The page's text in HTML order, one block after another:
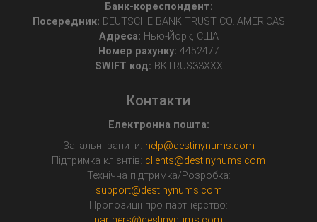
Банк-кореспондент:
Посередник: DEUTSCHE BANK TRUST CO. AMERICAS
Адреса: Нью-Йорк, США
Номер рахунку: 4452477
SWIFT код: BKTRUS33XXX
Контакти
Електронна пошта:
Загальні запити: help@destinynums.com
Підтримка клієнтів: clients@destinynums.com
Технічна підтримка/Розробка:
support@destinynums.com
Пропозиції про партнерство: